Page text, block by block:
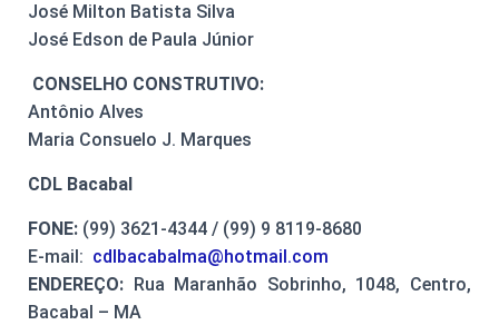
José Milton Batista Silva
José Edson de Paula Júnior
CONSELHO CONSTRUTIVO:
Antônio Alves
Maria Consuelo J. Marques
CDL Bacabal
FONE: (99) 3621-4344 / (99) 9 8119-8680
E-mail: cdlbacabalma@hotmail.com
ENDEREÇO: Rua Maranhão Sobrinho, 1048, Centro,
Bacabal – MA